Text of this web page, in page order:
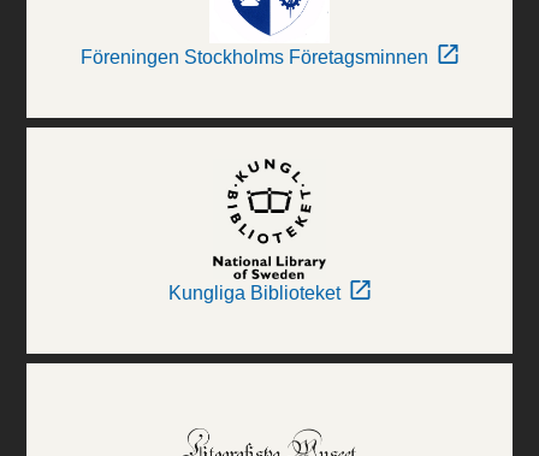
Föreningen Stockholms Företagsminnen
Kungliga Biblioteket